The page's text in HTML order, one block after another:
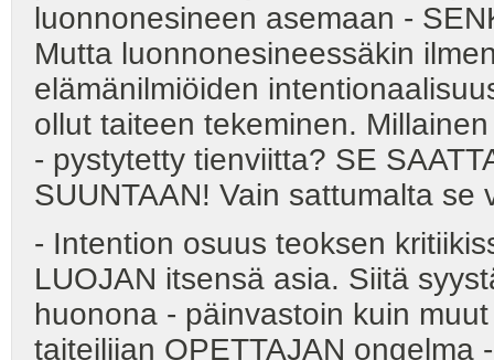
luonnonesineen asemaan -
Mutta luonnonesineessäkin
elämänilmiöiden
ollut taiteen tekeminen.
- pystytetty tienviitta? SE
SUUNTAAN! Vain sattumalta
- Intention osuus teoksen
LUOJAN itsensä asia. Siitä
huonona - päinvastoin kuin
taiteilijan OPETTAJAN ongelma